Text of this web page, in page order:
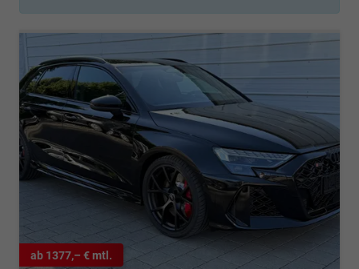
ab 1377,– € mtl.